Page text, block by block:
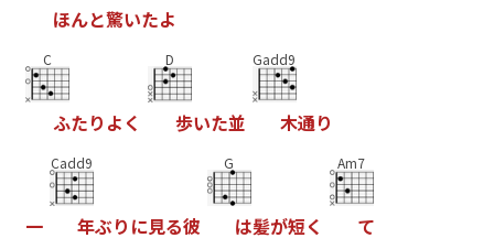
ほんと驚いたよ
C
ふたり よ く
D
歩いた並
Gadd9
木通り
一
Cadd9
年ぶり に見る彼
G
は髪が短く
Am7
て